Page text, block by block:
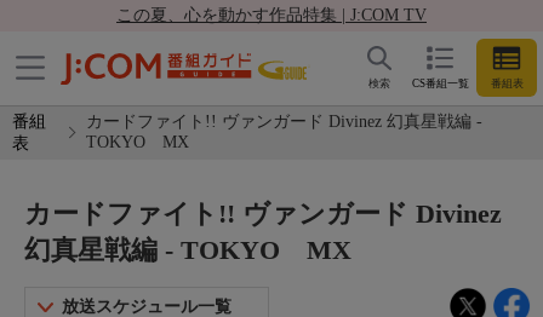
この夏、心を動かす作品特集 | J:COM TV
CS番組一覧 番組表
検索
番組
表
カードファイト!! ヴァンガード Divinez 幻真星戦編 -
TOKYO MX
カードファイト!! ヴァンガード Divinez
幻真星戦編 - TOKYO MX
放送スケジュール一覧